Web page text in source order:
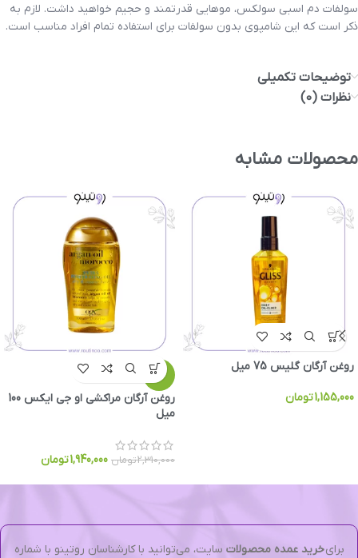
سولفات دم اسبی سولکس، موهایی قدرتمند و حجیم خواهید داشت. لازم به
ذکر است که این شامپوی بدون سولفات برای استفاده تمام افراد مناسب است.
توضیحات تکمیلی
نظرات (0)
محصولات مشابه
روغن آرگان گلیس 75 میل
1,155,000تومان
-16%
روغن آرگان مراکشی او جی ایکس 100
میل
2,310,000تومان 1,940,000تومان
برایخرید عمده محصولات سایت، می‌توانید با کارشناسان روتینو با شماره